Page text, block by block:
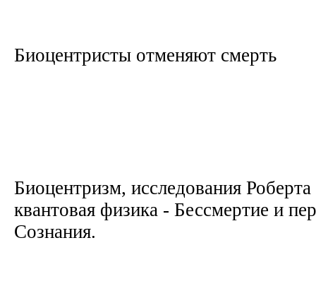
Биоцентристы отменяют смерть
Биоцентризм, исследования
квантовая физика - Бессмертие и
Сознания.